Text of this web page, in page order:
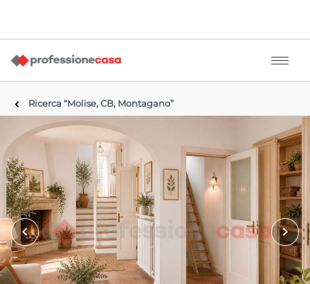
Ricerca “Molise, CB, Montagano”